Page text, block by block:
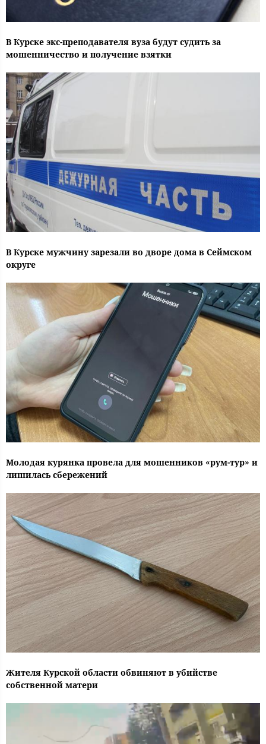
В Курске экс-преподавателя вуза будут судить за
мошенничество и получение взятки
В Курске мужчину зарезали во дворе дома в Сеймском
округе
Молодая курянка провела для мошенников «рум-тур» и
лишилась сбережений
Жителя Курской области обвиняют в убийстве
собственной матери